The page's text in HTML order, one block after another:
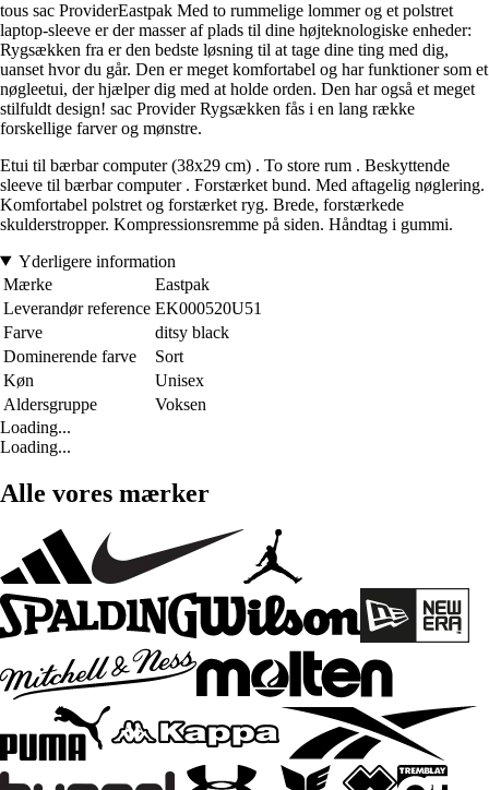
tous sac ProviderEastpak Med to rummelige lommer og et polstret
laptop-sleeve er der masser af plads til dine højteknologiske enheder:
Rygsækken fra er den bedste løsning til at tage dine ting med dig,
uanset hvor du går. Den er meget komfortabel og har funktioner som et
nøgleetui, der hjælper dig med at holde orden. Den har også et meget
stilfuldt design! sac Provider Rygsækken fås i en lang række
forskellige farver og mønstre.
Etui til bærbar computer (38x29 cm) . To store rum . Beskyttende
sleeve til bærbar computer . Forstærket bund. Med aftagelig nøglering.
Komfortabel polstret og forstærket ryg. Brede, forstærkede
skulderstropper. Kompressionsremme på siden. Håndtag i gummi.
Yderligere information
Mærke
Eastpak
Leverandør reference EK000520U51
Farve
ditsy black
Dominerende farve
Sort
Køn
Unisex
Aldersgruppe
Voksen
Loading...
Loading...
Alle vores mærker